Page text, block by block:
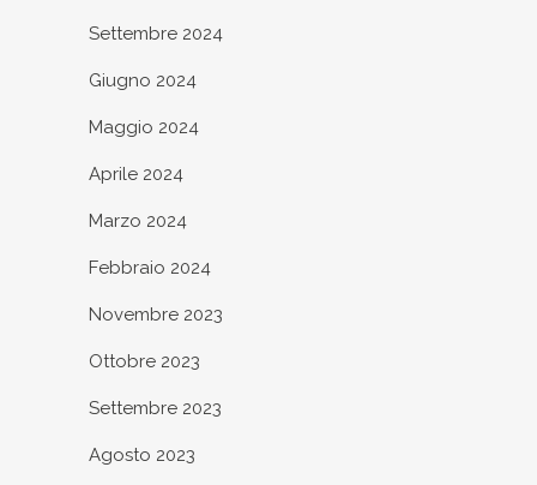
Settembre 2024
Giugno 2024
Maggio 2024
Aprile 2024
Marzo 2024
Febbraio 2024
Novembre 2023
Ottobre 2023
Settembre 2023
Agosto 2023